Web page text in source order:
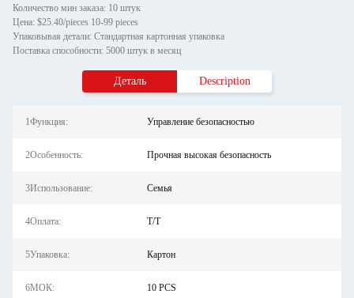
Количество мин заказа: 10 штук
Цена: $25.40/pieces 10-99 pieces
Упаковывая детали: Стандартная картонная упаковка
Поставка способности: 5000 штук в месяц
Деталь Description
1Функция: Управление безопасностью
2Особенность: Прочная высокая безопасность
3Использование: Семья
4Оплата: T/T
5Упаковка: Картон
6МОК: 10 PCS